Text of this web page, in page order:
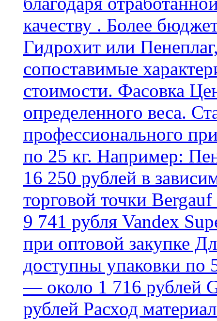
качеству . Более
Гидрохит или
сопоставимые
стоимости. Фасовка
определенного веса.
профессионального
по 25 кг. Например:
16 250 рублей в
торговой точки
9 741 рубля Vandex
при оптовой закупке
доступны упаковки по
— около 1 716 рублей
рублей Расход